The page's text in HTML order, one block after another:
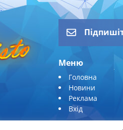
Меню
Головна
Новини
Реклама
Вхід